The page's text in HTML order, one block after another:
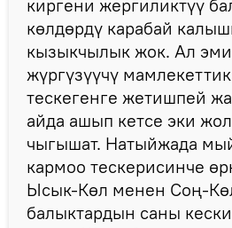
киргени жергиликтүү
көлдөрдү карабай
кызыкчылык жок. Ал
жүргүзүүчү
тескегенге жетишпей
айда ашып кетсе эки
чыгышат. Натыйжада
кармоо тескерисинче
Ысык-Көл менен Соң-
балыктардын саны